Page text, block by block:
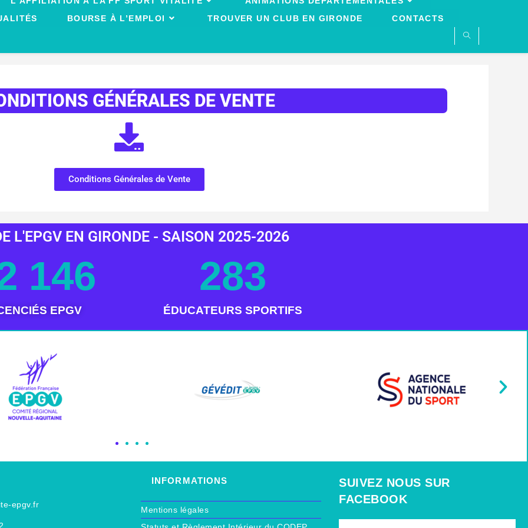
BOURSE À L’EMPLOI TROUVER UN CLUB EN GIRONDE CONTACTS
GÉNÉRALES DE VENTE
Conditions Générales de Vente
L'EPGV EN GIRONDE - SAISON 2025-2026
EPGV
146
ÉDUCATEURS SPORTIFS
283
epgv.fr
INFORMATIONS
Mentions légales
SUIVEZ NOUS SUR
FACEBOOK